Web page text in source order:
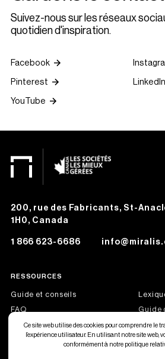
Ce site web utilise des cookies pour comprendre le
l’expérience utilisateur. En utilisant notre site web,
conformément à notre politique
Suivez-nous sur les réseaux
quotidien d'inspiration.
Facebook
Pinterest
LinkedIn
YouTube
200, rue des Fabricants, St-
1H0, Canada
1 866 623-6686
RESSOURCES
Guide et conseils
FAQ
Guide
Offres d'emploi